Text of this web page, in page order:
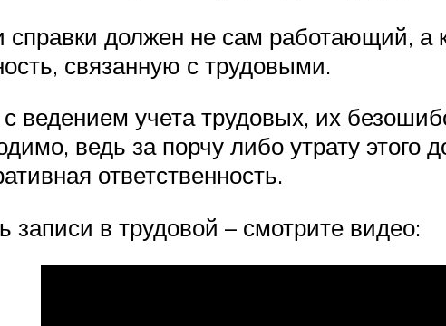
справки должен не сам работающий, а
связанную с трудовыми.
ведением учета трудовых, их
ведь за порчу либо утрату этого
ответственность.
записи в трудовой – смотрите видео: